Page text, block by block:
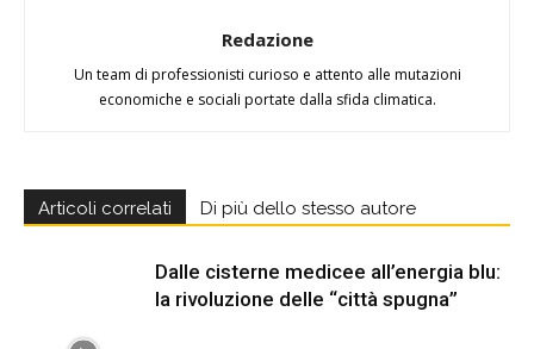
Redazione
Un team di professionisti curioso e attento alle mutazioni
economiche e sociali portate dalla sfida climatica.
Articoli correlati Di più dello stesso autore
Dalle cisterne medicee all’energia blu:
la rivoluzione delle “città spugna”